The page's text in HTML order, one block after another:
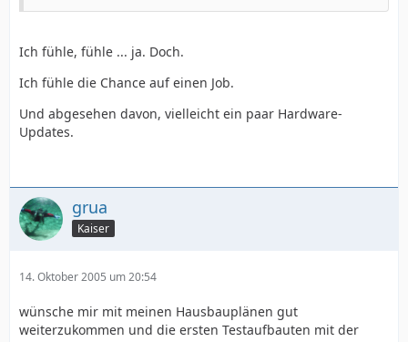
Ich fühle, fühle ... ja. Doch.
Ich fühle die Chance auf einen Job.
Und abgesehen davon, vielleicht ein paar Hardware-
Updates.
grua
Kaiser
14. Oktober 2005 um 20:54
wünsche mir mit meinen Hausbauplänen gut
weiterzukommen und die ersten Testaufbauten mit der